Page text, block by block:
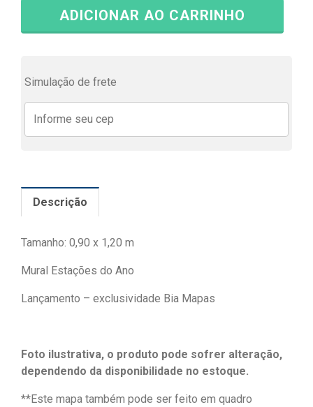
ADICIONAR AO CARRINHO
Simulação de frete
Descrição
Tamanho: 0,90 x 1,20 m
Mural Estações do Ano
Lançamento – exclusividade Bia Mapas
Foto ilustrativa, o produto pode sofrer alteração,
dependendo da disponibilidade no estoque.
**Este mapa também pode ser feito em quadro